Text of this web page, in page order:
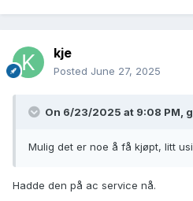
kje
Posted June 27, 2025
On 6/23/2025 at 9:08 PM,
Mulig det er noe å få kjøpt, litt
Hadde den på ac service nå.